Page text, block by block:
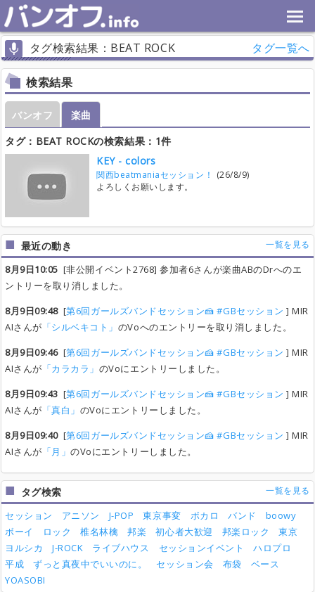
タグ検索結果：BEAT ROCK タグ一覧へ
検索結果
バンオフ
楽曲
タグ：BEAT ROCKの検索結果：1件
KEY - colors
関西beatmaniaセッション！
(26/8/9)
よろしくお願いします。
最近の動き 一覧を見る
8月9日10:05 [非公開イベント2768] 参加者6さんが楽曲ABのDrへのエ
ントリーを取り消しました。
8月9日09:48[第6回ガールズバンドセッション🍰 #GBセッション] MIR
AIさんが 「シルベキコト」 のVoへのエントリーを取り消しました。
8月9日09:46[第6回ガールズバンドセッション🍰 #GBセッション] MIR
AIさんが 「カラカラ」 のVoにエントリーしました。
8月9日09:43 [第6回ガールズバンドセッション🍰 #GBセッション] MIR
AIさんが 「真白」 のVoにエントリーしました。
8月9日09:40[第6回ガールズバンドセッション🍰 #GBセッション] MIR
AIさんが 「月」のVoにエントリーしました。
タグ検索 一覧を見る
セッション アニソン J-POP 東京事変 ボカロ バンド
boowy
ボーイ
ロック 椎名林檎 邦楽 初心者大歓迎 邦楽ロック
東京
ヨルシカ
J-ROCK ライブハウス セッションイベント
ハロプロ
平成
ずっと真夜中でいいのに。 セッション会 布袋
ベース
YOASOBI